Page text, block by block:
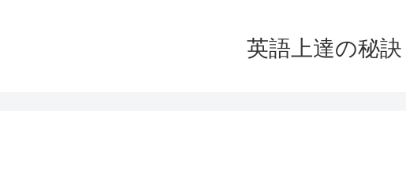
英語上達の秘訣